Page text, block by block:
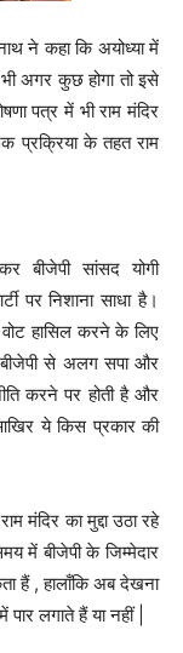
ने कहा कि अयोध्या में
अगर कुछ होगा तो इसे
पत्र में भी राम मंदिर
प्रक्रिया के तहत राम
बीजेपी सांसद योगी
पर निशाना साधा है।
वोट हासिल करने के लिए
से अलग सपा और
करने पर होती है और
ये किस प्रकार की
मंदिर का मुद्दा उठा रहे
में बीजेपी के जिम्मेदार
हैं , हालाँकि अब देखना
लगाते हैं या नहीं |